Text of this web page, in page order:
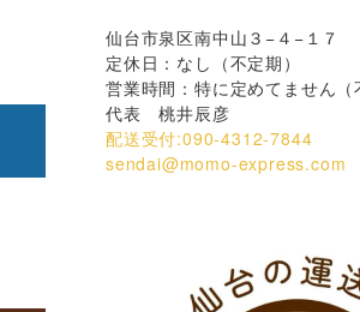
仙台市泉区南中山３−４−１７
定休日：なし（不定期）
営業時間：特に定めてません（
代表 桃井辰彦
配送受付:090-4312-7844
sendai@momo-express.com